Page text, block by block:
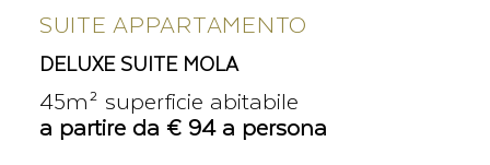
SUITE APPARTAMENTO
DELUXE SUITE MOLA
45m² superficie abitabile
a partire da € 94 a persona